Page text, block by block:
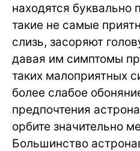
находятся буквально
такие не самые
слизь, засоряют
давая им симптомы
таких малоприятных
более слабое
предпочтения
орбите значительно
Большинство